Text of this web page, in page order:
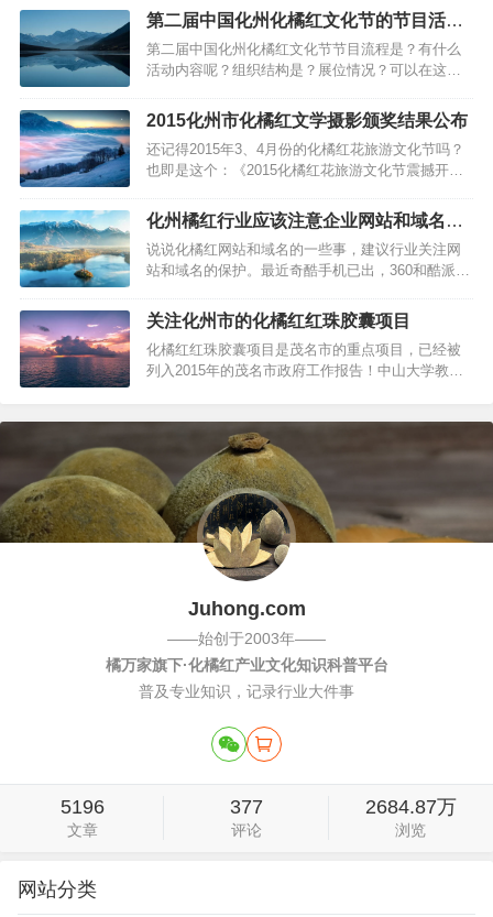
第二届中国化州化橘红文化节的节目活动
内容
第二届中国化州化橘红文化节节目流程是？有什么
活动内容呢？组织结构是？展位情况？可以在这篇
2015化州市化橘红文学摄影颁奖结果公布
还记得2015年3、4月份的化橘红花旅游文化节吗？
也即是这个：《2015化橘红花旅游文化节震撼开
获奖结果了：摄影一等奖许茂松、文学一等奖的陈
红胜等58名作者获奖！另外有唐梓蔓等4人做节目主
持...下面为你报道一下详情：（信息来自化州政府
网站）8月18日…
化州橘红行业应该注意企业网站和域名的
保护
说说化橘红网站和域名的一些事，建议行业关注网
站和域名的保护。最近奇酷手机已出，360和酷派试
其域名 qiku.com，直接和品牌名奇酷一致，于是
乎，橘红之家想到了域名、品牌、商标之间美好的
关系：一个好的域名预示着一个美好的未来，直接
体现一个企业的规模和眼光…
关注化州市的化橘红红珠胶囊项目
化橘红红珠胶囊项目是茂名市的重点项目，已经被
列入2015年的茂名市政府工作报告！中山大学教授
就是红珠胶囊的项目。该项目将直接拉动化州橘红
的需求，对于当前的一些滞销问题，可能得到解
决。目前，该项目正在进行中...国…
Juhong.com
——始创于2003年——
橘万家旗下·化橘红产业文化知识科普平台
普及专业知识，记录行业大件事
5196
文章
377
评论
2684.87万
浏览
网站分类